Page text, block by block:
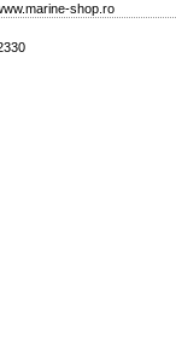
shop.ro